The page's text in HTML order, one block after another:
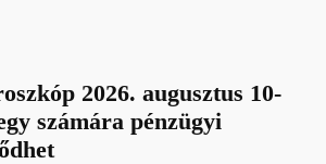
2026. augusztus 10-
számára pénzügyi